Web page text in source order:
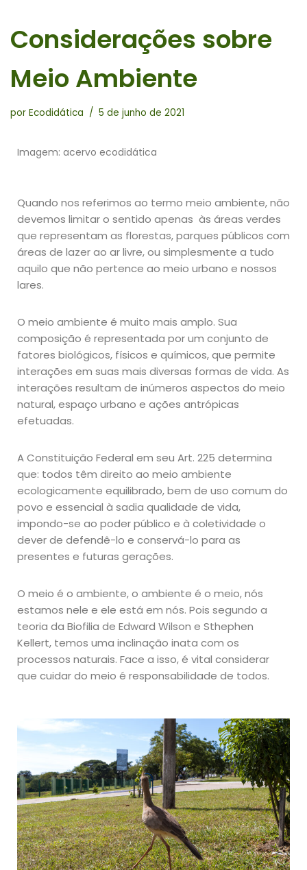
Considerações sobre
Meio Ambiente
por Ecodidática 5 de junho de 2021
Imagem: acervo ecodidática
Quando nos referimos ao termo meio ambiente, não
devemos limitar o sentido apenas às áreas verdes
que representam as florestas, parques públicos com
áreas de lazer ao ar livre, ou simplesmente a tudo
aquilo que não pertence ao meio urbano e nossos
lares.
O meio ambiente é muito mais amplo. Sua
composição é representada por um conjunto de
fatores biológicos, físicos e químicos, que permite
interações em suas mais diversas formas de vida. As
interações resultam de inúmeros aspectos do meio
natural, espaço urbano e ações antrópicas
efetuadas.
A Constituição Federal em seu Art. 225 determina
que: todos têm direito ao meio ambiente
ecologicamente equilibrado, bem de uso comum do
povo e essencial à sadia qualidade de vida,
impondo-se ao poder público e à coletividade o
dever de defendê-lo e conservá-lo para as
presentes e futuras gerações.
O meio é o ambiente, o ambiente é o meio, nós
estamos nele e ele está em nós. Pois segundo a
teoria da Biofilia de Edward Wilson e Sthephen
Kellert, temos uma inclinação inata com os
processos naturais. Face a isso, é vital considerar
que cuidar do meio é responsabilidade de todos.